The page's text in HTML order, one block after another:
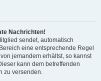
Nachrichten!
sendet, automatisch
eine entsprechende Regel
jemandem erhältst, so kannst
kann dem betreffenden
zu versenden.